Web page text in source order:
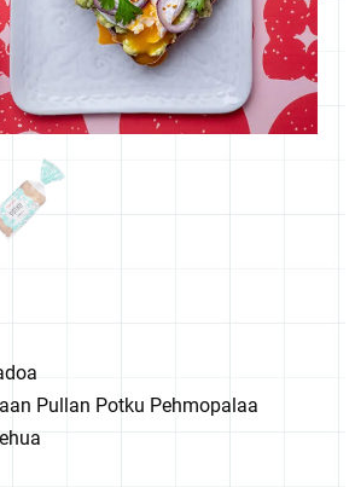
Pullan Potku Pehmopalaa